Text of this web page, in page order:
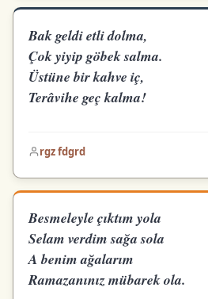
Bak geldi etli dolma,
Çok yiyip göbek salma.
Üstüne bir kahve iç,
Terâvihe geç kalma!
rgz fdgrd
Besmeleyle çıktım yola
Selam verdim sağa sola
A benim ağalarım
Ramazanınız mübarek ola.